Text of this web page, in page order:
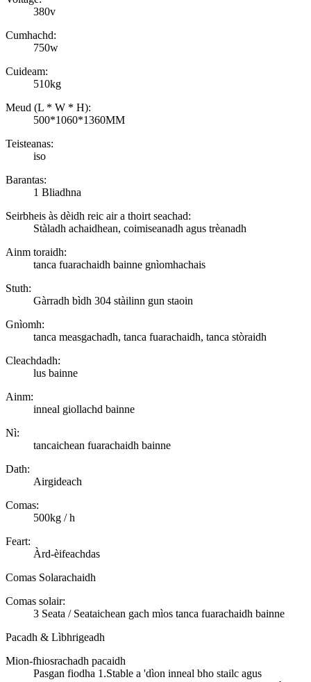
380v
Cumhachd:
750w
Cuideam:
510kg
Meud (L * W * H):
500*1060*1360MM
Teisteanas:
iso
Barantas:
1 Bliadhna
Seirbheis às dèidh reic air a thoirt seachad:
Stàladh achaidhean, coimiseanadh agus trèanadh
Ainm toraidh:
tanca fuarachaidh bainne gnìomhachais
Stuth:
Gàrradh bìdh 304 stàilinn gun staoin
Gnìomh:
tanca measgachadh, tanca fuarachaidh, tanca stòraidh
Cleachdadh:
lus bainne
Ainm:
inneal giollachd bainne
Nì:
tancaichean fuarachaidh bainne
Dath:
Airgideach
Comas:
500kg / h
Feart:
Àrd-èifeachdas
Comas Solarachaidh
Comas solair:
3 Seata / Seataichean gach mìos tanca fuarachaidh bainne
Pacadh & Lìbhrigeadh
Mion-fhiosrachadh pacaidh
Pasgan fiodha 1.Stable a 'dìon inneal bho stailc agus